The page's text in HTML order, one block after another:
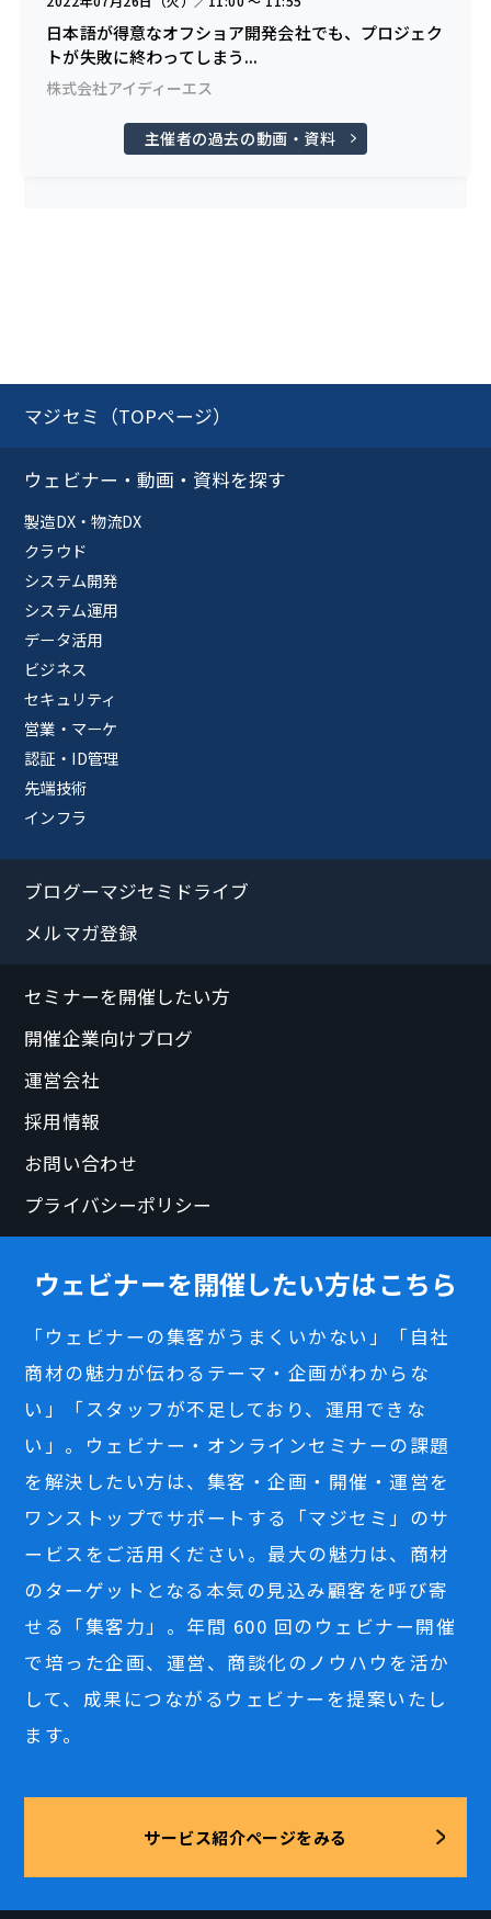
日本語が得意なオフショア開発会社でも、プロジェク
トが失敗に終わってしまう...
株式会社アイディーエス
主催者の過去の動画・資料
マジセミ（TOPページ）
ウェビナー・動画・資料を探す
製造DX・物流DX
クラウド
システム開発
システム運用
データ活用
ビジネス
セキュリティ
営業・マーケ
認証・ID管理
先端技術
インフラ
ブログーマジセミドライブ
メルマガ登録
セミナーを開催したい方
開催企業向けブログ
運営会社
採用情報
お問い合わせ
プライバシーポリシー
ウェビナーを開催したい方はこちら
「ウェビナーの集客がうまくいかない」「自社
商材の魅力が伝わるテーマ・企画がわからな
い」「スタッフが不足しており、運用できな
い」。ウェビナー・オンラインセミナーの課題
を解決したい方は、集客・企画・開催・運営を
ワンストップでサポートする「マジセミ」のサ
ービスをご活用ください。最大の魅力は、商材
のターゲットとなる本気の見込み顧客を呼び寄
せる「集客力」。年間 600 回のウェビナー開催
で培った企画、運営、商談化のノウハウを活か
して、成果につながるウェビナーを提案いたし
ます。
サービス紹介ページをみる